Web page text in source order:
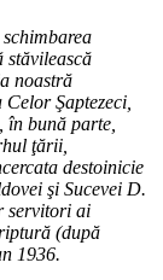
stăvilească
noastră
Şaptezeci,
în bună parte,
ţării,
destoinicie
şi Sucevei D.
servitori ai
(după
1936.